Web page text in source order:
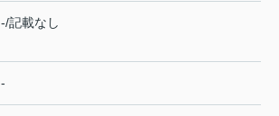
-/記載なし
-